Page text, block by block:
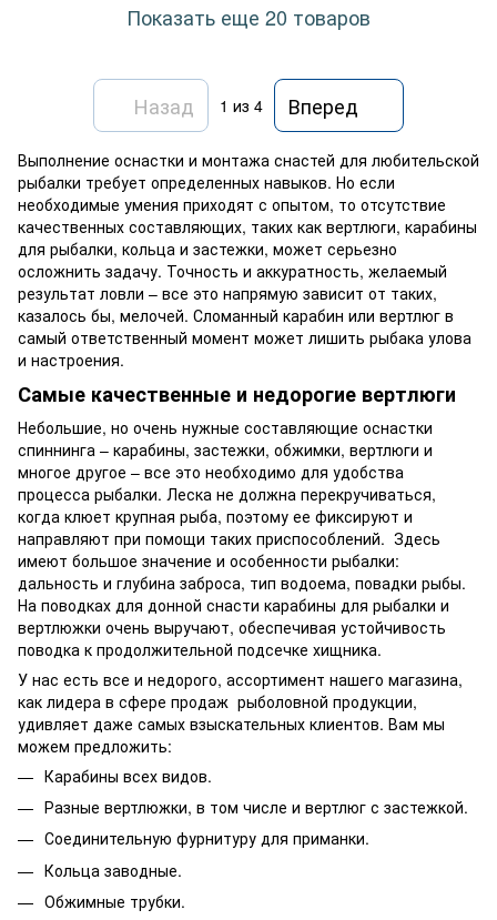
Показать еще 20 товаров
Назад 1 из 4 Вперед
Выполнение оснастки и монтажа снастей для любительской
рыбалки требует определенных навыков. Но если
необходимые умения приходят с опытом, то отсутствие
качественных составляющих, таких как вертлюги, карабины
для рыбалки, кольца и застежки, может серьезно
осложнить задачу. Точность и аккуратность, желаемый
результат ловли – все это напрямую зависит от таких,
казалось бы, мелочей. Сломанный карабин или вертлюг в
самый ответственный момент может лишить рыбака улова
и настроения.
Самые качественные и недорогие вертлюги
Небольшие, но очень нужные составляющие оснастки
спиннинга – карабины, застежки, обжимки, вертлюги и
многое другое – все это необходимо для удобства
процесса рыбалки. Леска не должна перекручиваться,
когда клюет крупная рыба, поэтому ее фиксируют и
направляют при помощи таких приспособлений. Здесь
имеют большое значение и особенности рыбалки:
дальность и глубина заброса, тип водоема, повадки рыбы.
На поводках для донной снасти карабины для рыбалки и
вертлюжки очень выручают, обеспечивая устойчивость
поводка к продолжительной подсечке хищника.
У нас есть все и недорого, ассортимент нашего магазина,
как лидера в сфере продаж рыболовной продукции,
удивляет даже самых взыскательных клиентов. Вам мы
можем предложить:
Карабины всех видов.
Разные вертлюжки, в том числе и вертлюг с застежкой.
Соединительную фурнитуру для приманки.
Кольца заводные.
Обжимные трубки.